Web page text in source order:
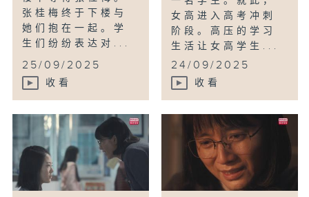
张桂梅终于下楼与
她们抱在一起。学
生们纷纷表达对...
25/09/2025
收看
女高进入高考冲刺
阶段。高压的学习
生活让女高学生...
24/09/2025
收看